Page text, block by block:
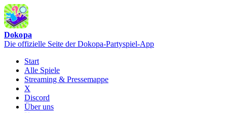
Dokopa
Die offizielle Seite der Dokopa-Partyspiel-App
Start
Alle Spiele
Streaming & Pressemappe
X
Discord
Über uns